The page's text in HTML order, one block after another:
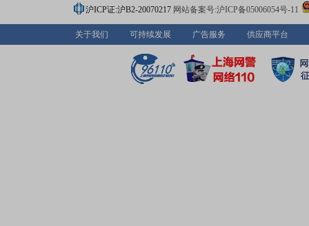
沪ICP证:沪B2-20070217 网站备案号:沪ICP备05006054号-11
关于我们 可持续发展 广告服务 供应商平台